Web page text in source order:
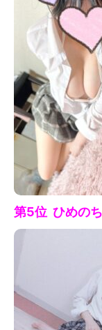
第5位 ひめの